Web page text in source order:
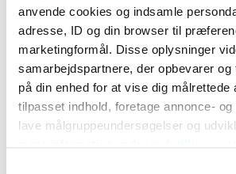
anvende cookies og indsamle
adresse, ID og din browser til
marketingformål. Disse oplysninger
samarbejdspartnere, der opbevarer og
på din enhed for at vise dig målrettede
tilpasset indhold, foretage annonce- og
lave målgruppeundersøgelser og
mere information underindstillinger
Det har været muligt at søge om midler i
ordning for udvalgte enkeltstående
Se nyhed fra Styrelsen for
her .